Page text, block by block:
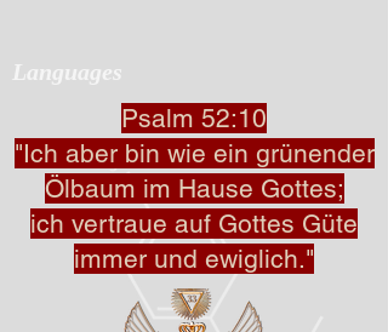
Languages
Psalm 52:10
"Ich aber bin wie ein grünender
Ölbaum im Hause Gottes;
ich vertraue auf Gottes Güte
immer und ewiglich."